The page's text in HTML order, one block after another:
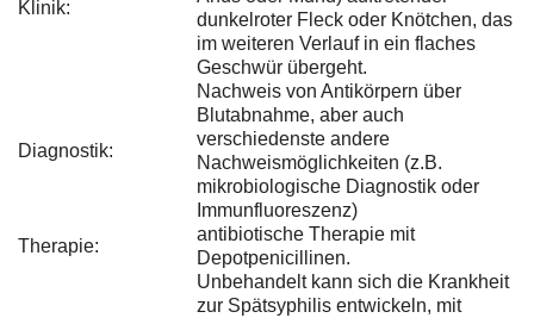
Klinik:
dunkelroter Fleck oder Knötchen, das
im weiteren Verlauf in ein flaches
Geschwür übergeht.
Diagnostik:
Nachweis von Antikörpern über
Blutabnahme, aber auch
verschiedenste andere
Nachweismöglichkeiten (z.B.
mikrobiologische Diagnostik oder
Immunfluoreszenz)
Therapie:
antibiotische Therapie mit
Depotpenicillinen.
Unbehandelt kann sich die Krankheit
zur Spätsyphilis entwickeln, mit